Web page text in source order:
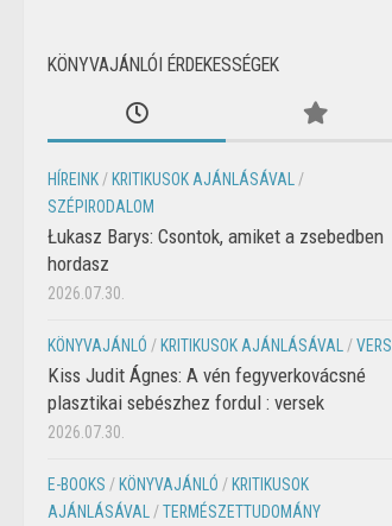
KÖNYVAJÁNLÓI ÉRDEKESSÉGEK
HÍREINK / KRITIKUSOK AJÁNLÁSÁVAL
/
SZÉPIRODALOM
Łukasz Barys: Csontok, amiket a zsebedben
hordasz
2026.07.30.
KÖNYVAJÁNLÓ / KRITIKUSOK AJÁNLÁSÁVAL /VERS
Kiss Judit Ágnes: A vén fegyverkovácsné
plasztikai sebészhez fordul : versek
2026.07.30.
E-BOOKS / KÖNYVAJÁNLÓ / KRITIKUSOK
AJÁNLÁSÁVAL
/TERMÉSZETTUDOMÁNY